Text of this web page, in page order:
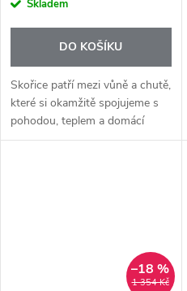
Skladem
DO KOŠÍKU
Skořice patří mezi vůně a chutě,
které si okamžitě spojujeme s
pohodou, teplem a domácí
atmosférou. Esenciální olej
1 354 Kč
–18 %